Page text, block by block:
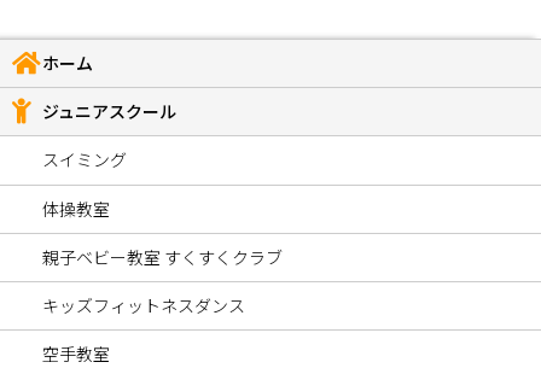
ホーム
ジュニアスクール
スイミング
体操教室
親子ベビー教室 すくすくクラブ
キッズフィットネスダンス
空手教室